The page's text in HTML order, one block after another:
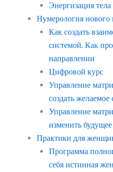
Энергизация
Нумерология нового
Как создать
системой. Как
направлении
Цифровой курс
Управление
создать желаемое
Управление
изменить будущее
Практики для
Программа
себя истинная